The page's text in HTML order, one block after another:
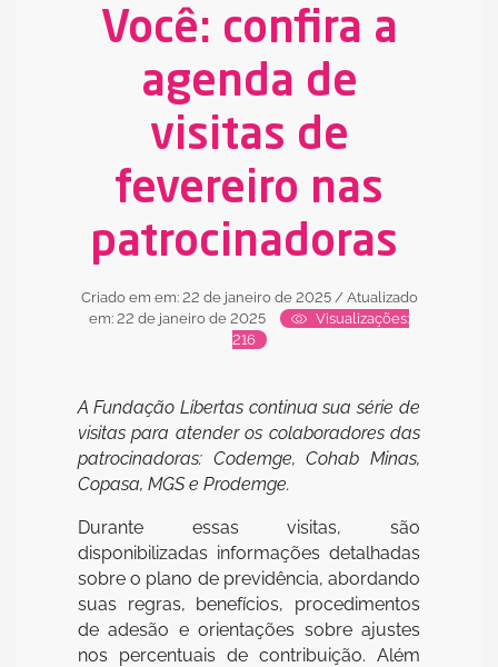
Você: confira a
agenda de
visitas de
fevereiro nas
patrocinadoras
Criado em em: 22 de janeiro de 2025 / Atualizado
em: 22 de janeiro de 2025
Visualizações:
216
A Fundação Libertas continua sua série de
visitas para atender os colaboradores das
patrocinadoras: Codemge, Cohab Minas,
Copasa, MGS e Prodemge.
Durante essas visitas, são
disponibilizadas informações detalhadas
sobre o plano de previdência, abordando
suas regras, benefícios, procedimentos
de adesão e orientações sobre ajustes
nos percentuais de contribuição. Além